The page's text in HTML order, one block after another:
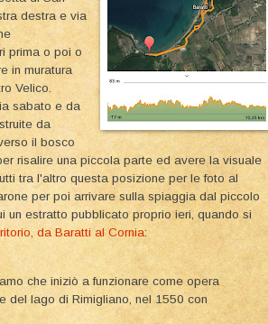
destra e via
prima o poi o
in muratura
Velico.
sabato e da
da
il bosco
risalire una piccola parte ed avere la visuale
tra l'altro questa posizione per le foto al
per poi arrivare sulla spiaggia dal piccolo
un estratto pubblicato proprio ieri, quando si
da Baratti al Cornia:
che iniziò a funzionare come opera
del lago di Rimigliano, nel 1550 con